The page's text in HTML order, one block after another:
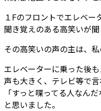
１Fのフロントでエレベー
聞き覚えのある高笑いが聞
その高笑いの声の主は、私
エレベーターに乗った後
声も大きく、テレビ等で
「すっと喋ってる人なんだ
と思いました。